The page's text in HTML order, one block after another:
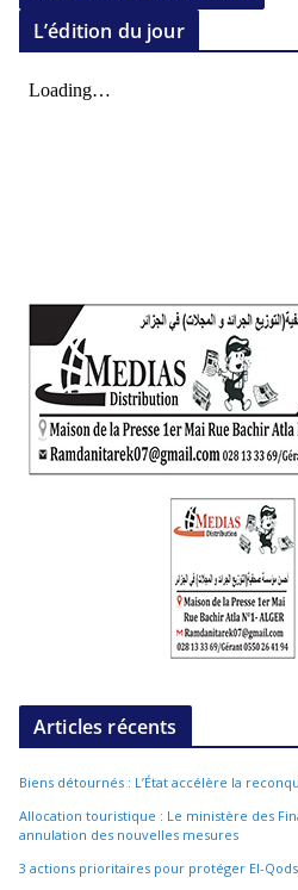
L’édition du jour
Articles récents
Biens détournés : L’État accélère la
Allocation touristique : Le ministère des
annulation des nouvelles mesures
3 actions prioritaires pour protéger El-Qods